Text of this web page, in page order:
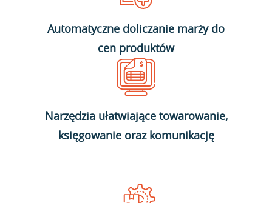
Automatyczne doliczanie marży do
cen produktów
Narzędzia ułatwiające towarowanie,
księgowanie oraz komunikację